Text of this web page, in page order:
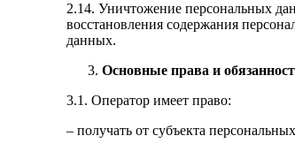
2.14. Уничтожение персональных
восстановления содержания
данных.
Основные права и
3.1. Оператор имеет право:
– получать от субъекта